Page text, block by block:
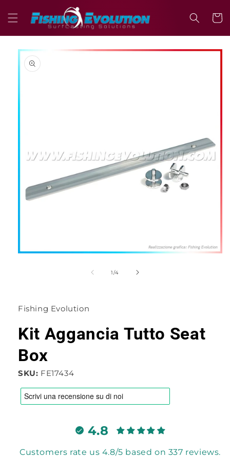
direttamente
ai contenuti
Passa alle
informazioni
sul prodotto
1/su
4
Fishing Evolution
Kit Aggancia Tutto Seat
Box
SKU: FE17434
4.8
Customers rate us 4.8/5 based on 337 reviews.